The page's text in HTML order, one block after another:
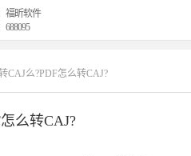
福昕软件
688095
CAJ么?PDF怎么转CAJ?
么转CAJ?